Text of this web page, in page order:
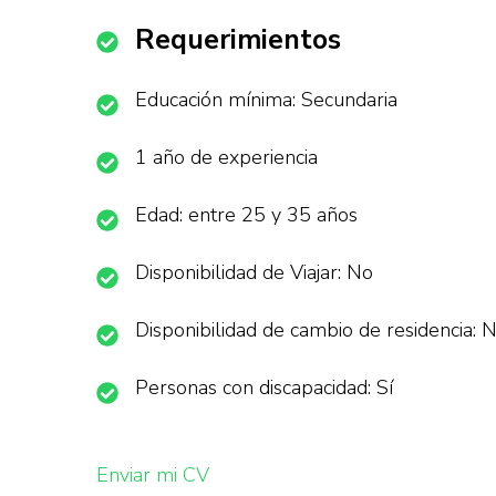
Requerimientos
Educación mínima: Secundaria
1 año de experiencia
Edad: entre 25 y 35 años
Disponibilidad de Viajar: No
Disponibilidad de cambio de residencia:
Personas con discapacidad: Sí
Enviar mi CV